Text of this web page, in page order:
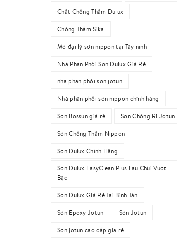
Chất Chống Thấm Dulux
Chống Thấm Sika
Mở đại lý sơn nippon tại Tây ninh
Nhà Phân Phối Sơn Dulux Giá Rẻ
nhà phân phối sơn jotun
Nhà phân phối sơn nippon chính hãng
Sơn Bossun giá rẻ Sơn Chống Rỉ Jotun
Sơn Chống Thấm Nippon
Sơn Dulux Chính Hãng
Sơn Dulux EasyClean Plus Lau Chùi Vượt
Bậc
Sơn Dulux Giá Rẻ Tại Bình Tân
Sơn Epoxy Jotun Sơn Jotun
Sơn jotun cao cấp giá rẻ